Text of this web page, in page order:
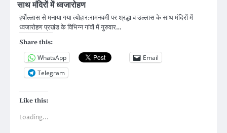
साथ मंदिरों में ध्वजारोहण
हर्षोल्लास से मनाया गया त्योहार:रामनवमी पर श्रद्धा व उल्लास के साथ मंदिरों में
ध्वजारोहण प्रखंड के विभिन्न गांवों में गुरुवार…
Share this:
WhatsApp
Email
Telegram
Like this:
Loading...